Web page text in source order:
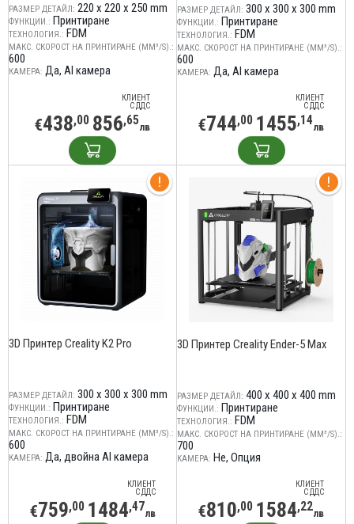
РАЗМЕР ДЕТАЙЛ: 220 x 220 x 250 mm
ФУНКЦИИ.: Принтиране
ТЕХНОЛОГИЯ.: FDM
МАКС. СКОРОСТ НА ПРИНТИРАНЕ (MM³/S).:
600
КАМЕРА: Да, AI камера
КЛИЕНТ
С ДДС
€438,00 856,65лв
РАЗМЕР ДЕТАЙЛ: 300 x 300 x 300 mm
ФУНКЦИИ.: Принтиране
ТЕХНОЛОГИЯ.: FDM
МАКС. СКОРОСТ НА ПРИНТИРАНЕ (MM³/S).:
600
КАМЕРА: Да, AI камера
КЛИЕНТ
С ДДС
€744,00 1455,14лв
3D Принтер Creality K2 Pro
РАЗМЕР ДЕТАЙЛ: 300 x 300 x 300 mm
ФУНКЦИИ.: Принтиране
ТЕХНОЛОГИЯ.: FDM
МАКС. СКОРОСТ НА ПРИНТИРАНЕ (MM³/S).:
600
КАМЕРА: Да, двойна AI камера
КЛИЕНТ
С ДДС
€759,00 1484,47лв
3D Принтер Creality Ender-5 Max
РАЗМЕР ДЕТАЙЛ: 400 x 400 x 400 mm
ФУНКЦИИ.: Принтиране
ТЕХНОЛОГИЯ.: FDM
МАКС. СКОРОСТ НА ПРИНТИРАНЕ (MM³/S).:
700
КАМЕРА: Не Опция
КЛИЕНТ
С ДДС
€810,00 1584,22лв